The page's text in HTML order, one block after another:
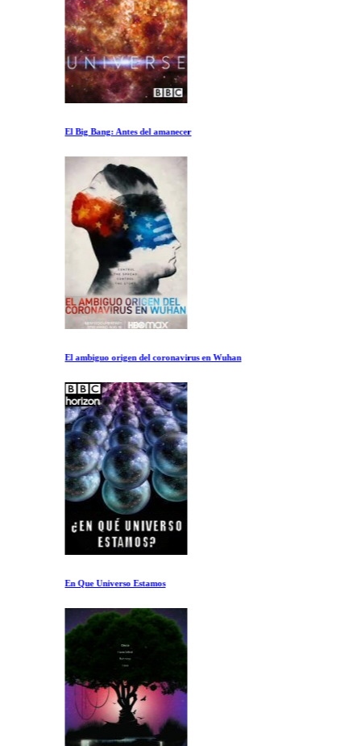
El Big Bang: Antes del amanecer
El ambiguo origen del coronavirus en Wuhan
En Que Universo Estamos